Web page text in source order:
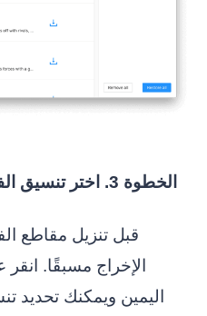
الخطوة 3. اختر تنسيق الفيديو والجودة ولغة الترجمة
قبل تنزيل مقاطع
الإخراج مسبقًا.
اليمين ويمكنك تحديد